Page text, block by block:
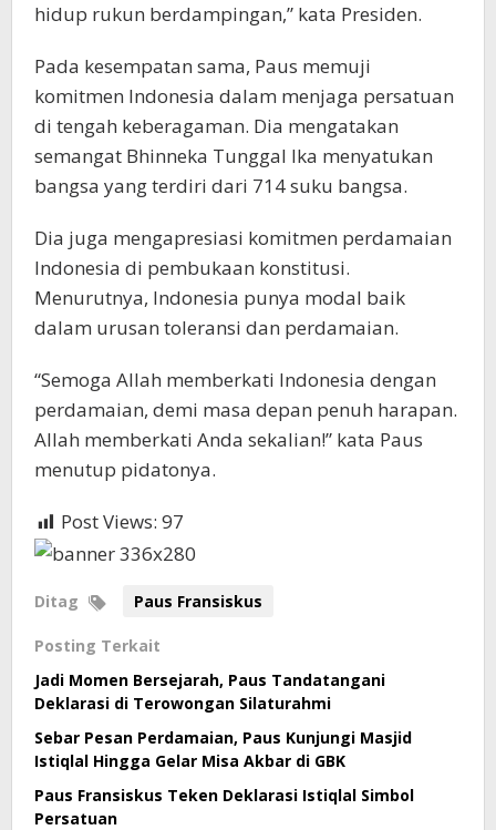
hidup rukun berdampingan,” kata Presiden.
Pada kesempatan sama, Paus memuji
komitmen Indonesia dalam menjaga persatuan
di tengah keberagaman. Dia mengatakan
semangat Bhinneka Tunggal Ika menyatukan
bangsa yang terdiri dari 714 suku bangsa.
Dia juga mengapresiasi komitmen perdamaian
Indonesia di pembukaan konstitusi.
Menurutnya, Indonesia punya modal baik
dalam urusan toleransi dan perdamaian.
“Semoga Allah memberkati Indonesia dengan
perdamaian, demi masa depan penuh harapan.
Allah memberkati Anda sekalian!” kata Paus
menutup pidatonya.
Post Views: 97
Ditag Paus Fransiskus
Posting Terkait
Jadi Momen Bersejarah, Paus Tandatangani
Deklarasi di Terowongan Silaturahmi
Sebar Pesan Perdamaian, Paus Kunjungi Masjid
Istiqlal Hingga Gelar Misa Akbar di GBK
Paus Fransiskus Teken Deklarasi Istiqlal Simbol
Persatuan